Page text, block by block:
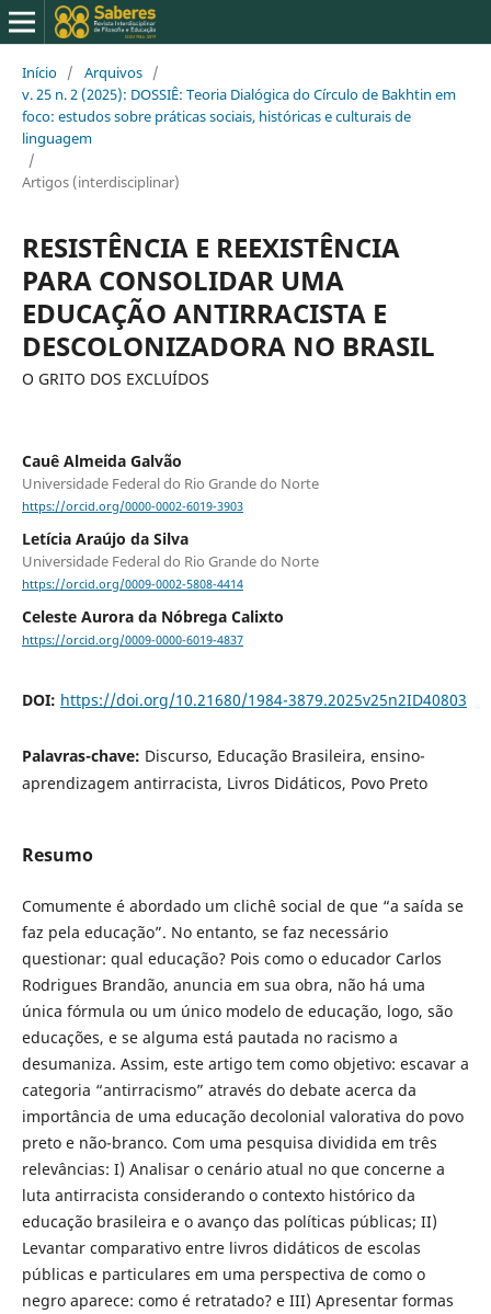
Início / Arquivos /
v. 25 n. 2 (2025): DOSSIÊ: Teoria Dialógica do Círculo de Bakhtin em
foco: estudos sobre práticas sociais, históricas e culturais de
linguagem
/
Artigos (interdisciplinar)
RESISTÊNCIA E REEXISTÊNCIA
PARA CONSOLIDAR UMA
EDUCAÇÃO ANTIRRACISTA E
DESCOLONIZADORA NO BRASIL
O GRITO DOS EXCLUÍDOS
Cauê Almeida Galvão
Universidade Federal do Rio Grande do Norte
https://orcid.org/0000-0002-6019-3903
Letícia Araújo da Silva
Universidade Federal do Rio Grande do Norte
https://orcid.org/0009-0002-5808-4414
Celeste Aurora da Nóbrega Calixto
https://orcid.org/0009-0000-6019-4837
DOI: https://doi.org/10.21680/1984-3879.2025v25n2ID40803
Palavras-chave: Discurso, Educação Brasileira, ensino-
aprendizagem antirracista, Livros Didáticos, Povo Preto
Resumo
Comumente é abordado um clichê social de que “a saída se
faz pela educação”. No entanto, se faz necessário
questionar: qual educação? Pois como o educador Carlos
Rodrigues Brandão, anuncia em sua obra, não há uma
única fórmula ou um único modelo de educação, logo, são
educações, e se alguma está pautada no racismo a
desumaniza. Assim, este artigo tem como objetivo: escavar a
categoria “antirracismo” através do debate acerca da
importância de uma educação decolonial valorativa do povo
preto e não-branco. Com uma pesquisa dividida em três
relevâncias: I) Analisar o cenário atual no que concerne a
luta antirracista considerando o contexto histórico da
educação brasileira e o avanço das políticas públicas; II)
Levantar comparativo entre livros didáticos de escolas
públicas e particulares em uma perspectiva de como o
negro aparece: como é retratado? e III) Apresentar formas